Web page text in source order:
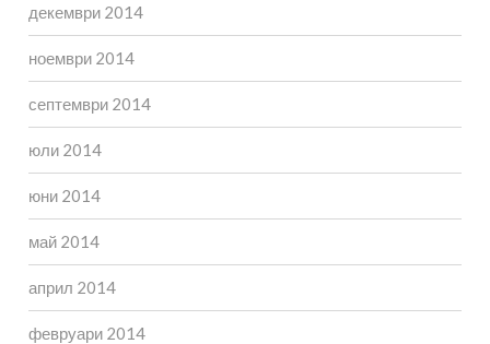
декември 2014
ноември 2014
септември 2014
юли 2014
юни 2014
май 2014
април 2014
февруари 2014